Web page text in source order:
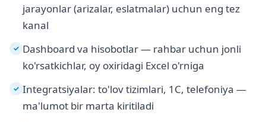
jarayonlar (arizalar, eslatmalar) uchun eng tez
kanal
✓ Dashboard va hisobotlar — rahbar uchun jonli
ko'rsatkichlar, oy oxiridagi Excel o'rniga
✓ Integratsiyalar: to'lov tizimlari, 1C, telefoniya —
ma'lumot bir marta kiritiladi